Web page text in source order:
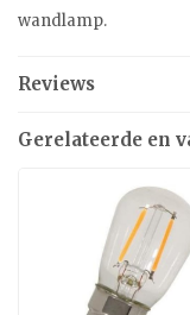
wandlamp.
Reviews
Gerelateerde en